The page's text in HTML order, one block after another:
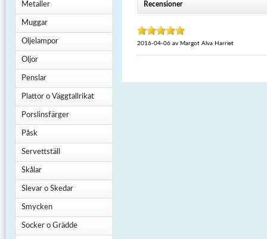
Metaller
Muggar
Oljelampor
Oljor
Penslar
Plattor o Väggtallrikat
Porslinsfärger
Påsk
Servettställ
Skålar
Slevar o Skedar
Smycken
Socker o Grädde
Recensioner
2016-04-06 av Margot Alva Harriet